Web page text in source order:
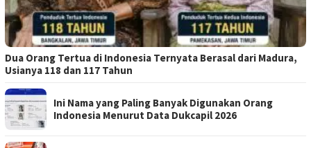
Dua Orang Tertua di Indonesia Ternyata Berasal dari Madura,
Usianya 118 dan 117 Tahun
Ini Nama yang Paling Banyak Digunakan Orang
Indonesia Menurut Data Dukcapil 2026